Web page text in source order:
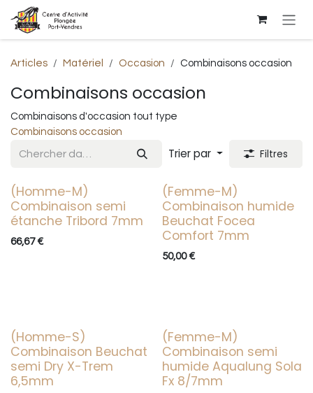
Se rendre au contenu
Articles Matériel Occasion Combinaisons occasion
Combinaisons occasion
Combinaisons d'occasion tout type
Combinaisons occasion
Trier par Filtres
Occasion
(Homme-M)
Combinaison semi
étanche Tribord 7mm
66,67€
Occasion
(Femme-M)
Combinaison humide
Beuchat Focea
Comfort 7mm
50,00€
Occasion
(Homme-S)
Combinaison Beuchat
semi Dry X-Trem
6,5mm
Occasion
(Femme-M)
Combinaison semi
humide Aqualung Sola
Fx 8/7mm